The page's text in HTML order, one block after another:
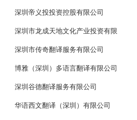
深圳帝义投投资控股有限公司
深圳市龙成天地文化产业投资有限
深圳市传奇翻译服务有限公司
博雅（深圳）多语言翻译有限公司
深圳谷德翻译服务有限公司
华语西文翻译（深圳）有限公司